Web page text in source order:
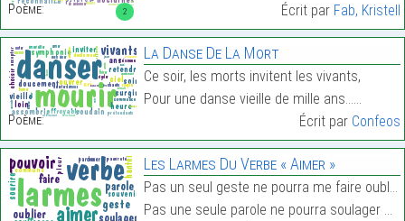
2
Poème:
Écrit par Fab, Kristell
Poème:
La Danse De La Mort
Ce soir, les morts invitent les vivants,
Pour une danse vieille de mille ans……
Écrit par Confeos
Les Larmes Du Verbe « Aimer »
Pas un seul geste ne pourra me faire oublier ;
Pas une seule parole ne pourra soulager ma souffra…